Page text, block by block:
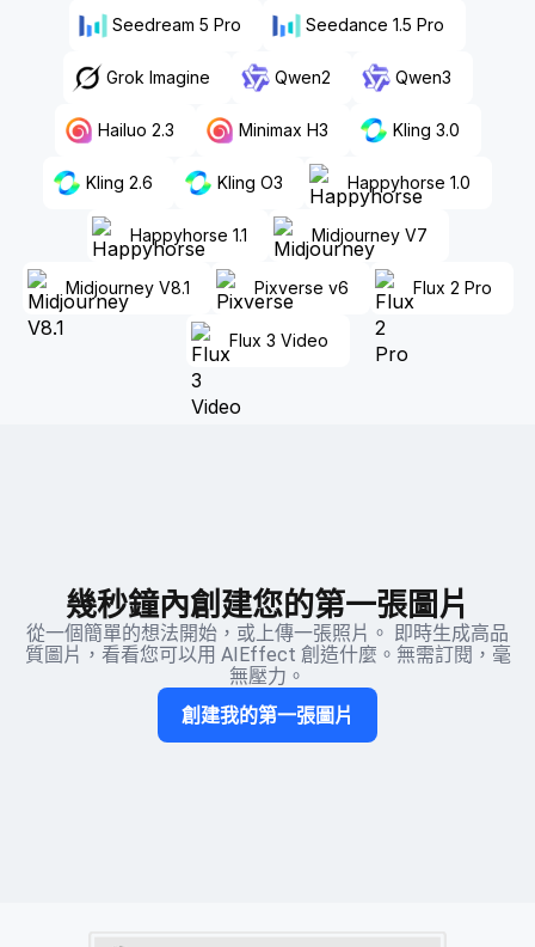
Seedream 5 Pro Seedance 1.5 Pro
Grok Imagine Qwen2 Qwen3
Hailuo 2.3 Minimax H3 Kling 3.0
Kling 2.6 Kling O3 Happyhorse 1.0
Happyhorse 1.1 Midjourney V7
Midjourney V8.1 Pixverse v6 Flux 2 Pro
Flux 3 Video
幾秒鐘內創建您的第一張圖片
從一個簡單的想法開始，或上傳一張照片。 即時生成高品
質圖片，看看您可以用 AIEffect 創造什麼。無需訂閱，毫
無壓力。
創建我的第一張圖片